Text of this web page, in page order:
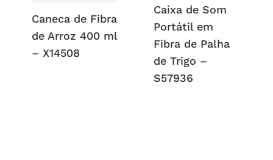
Caneca de Fibra
de Arroz 400 ml
– X14508
Caixa de Som
Portátil em
Fibra de Palha
de Trigo –
S57936